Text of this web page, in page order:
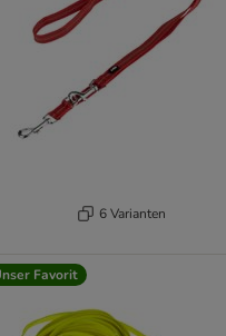
6 Varianten
Favorit